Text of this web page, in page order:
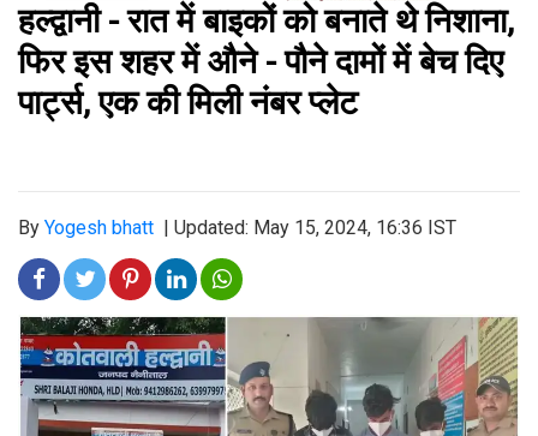
हल्द्वानी - रात में बाइकों को बनाते थे निशाना,
फिर इस शहर में औने - पौने दामों में बेच दिए
पार्ट्स, एक की मिली नंबर प्लेट
By Yogesh bhatt Updated: May 15, 2024, 16:36 IST